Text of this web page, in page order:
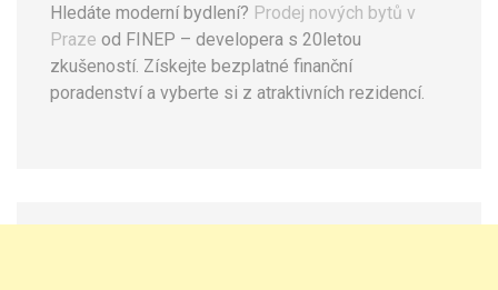
Hledáte moderní bydlení? Prodej nových bytů v
Praze od FINEP – developera s 20letou
zkušeností. Získejte bezplatné finanční
poradenství a vyberte si z atraktivních rezidencí.